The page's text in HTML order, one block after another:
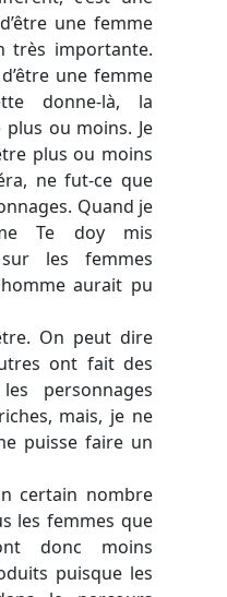
une femme
très importante.
une femme
donne-là, la
ou moins. Je
plus ou moins
ne fut-ce que
Quand je
Te doy mis
les femmes
aurait pu
On peut dire
ont fait des
personnages
mais, je ne
puisse faire un
certain nombre
les femmes que
donc moins
puisque les